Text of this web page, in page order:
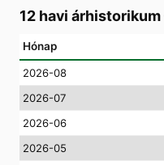
12 havi árhistorikum
Hónap
2026-08
2026-07
2026-06
2026-05